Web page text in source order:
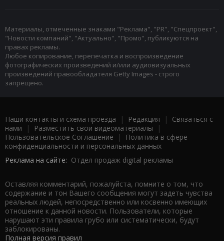
Материалы, отмеченные знаками "Реклама", "PR", "Спецпроект",
"Новости компаний", "Актуально", "Промо", публикуются на
правах рекламы.
Любое копирование, перепечатка и воспроизведение
фотографических произведений и/или аудиовизуальных
произведений правообладателя Getty Images - строго
запрещено.
Наши контакты и схема проезда | Редакция | Связаться с
нами | Разместить свои видеоматериалы |
Пользовательское Соглашение |
Политика в сфере
конфиденциальности и персональных данных
Реклама на сайте: Отдел продаж digital рекламы
Оставляя комментарий, пожалуйста, помните о том, что
содержание и тон Вашего сообщения могут задеть чувства
реальных людей, непосредственно или косвенно имеющих
отношение к данной новости. Пользователи, которые
нарушают эти правила грубо или систематически, будут
заблокированы.
Полная версия правил